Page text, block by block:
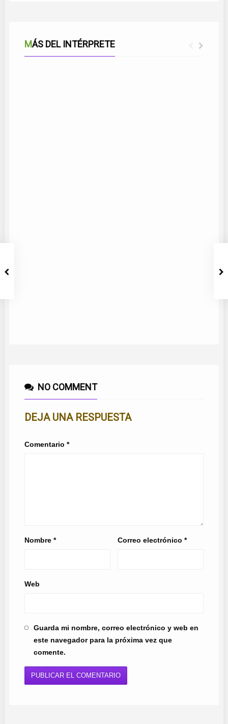
MÁS DEL INTÉRPRETE
CASTA MARINERA
NO COMMENT
DEJA UNA RESPUESTA
Comentario *
Nombre * Correo electrónico*
Web
Guarda mi nombre, correo electrónico y web en
este navegador para la próxima vez que
comente.